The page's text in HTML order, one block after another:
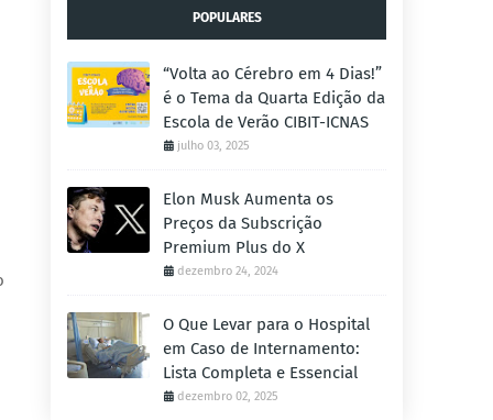
POPULARES
“Volta ao Cérebro em 4 Dias!”
é o Tema da Quarta Edição da
Escola de Verão CIBIT-ICNAS
julho 03, 2025
Elon Musk Aumenta os
Preços da Subscrição
Premium Plus do X
dezembro 24, 2024
O Que Levar para o Hospital
em Caso de Internamento:
Lista Completa e Essencial
dezembro 02, 2025